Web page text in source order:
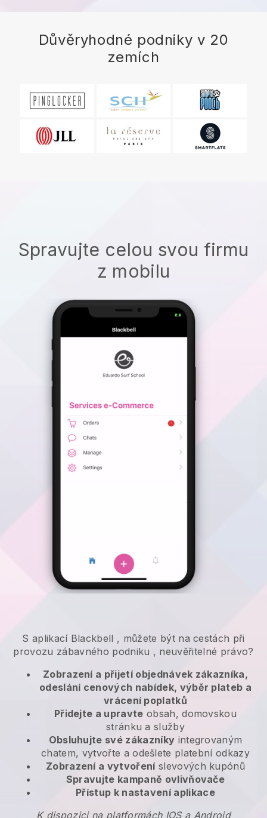
Důvěryhodné podniky v 20
zemích
Spravujte celou svou firmu
z mobilu
S aplikací Blackbell , můžete být na cestách při
provozu zábavného podniku , neuvěřitelné právo?
Zobrazení a přijetí objednávek zákazníka,
odeslání cenových nabídek, výběr plateb a
vrácení poplatků
Přidejte a upravte obsah, domovskou
stránku a služby
Obsluhujte své zákazníky integrovaným
chatem, vytvořte a odešlete platební odkazy
Zobrazení a vytvořeníslevových kupónů
Spravujte kampaně ovlivňovače
Přístup k nastavení aplikace
K dispozici na platformách IOS a Android